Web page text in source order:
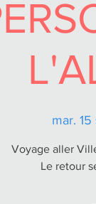
mar. 15
Voyage aller
Le retour